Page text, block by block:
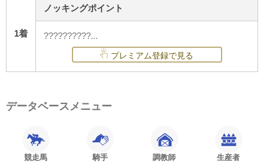
1着
ノッキングポイント
??????????...
プレミアム登録で見る
データベースメニュー
競走馬 騎手 調教師 生産者